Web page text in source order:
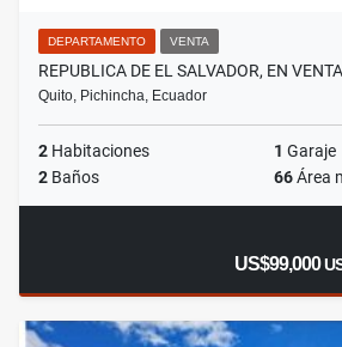
DEPARTAMENTO VENTA
REPUBLICA DE EL SALVADOR, EN
Quito, Pichincha, Ecuador
2 Habitaciones 1 Garaje
2 Baños 66Área
US$99,000